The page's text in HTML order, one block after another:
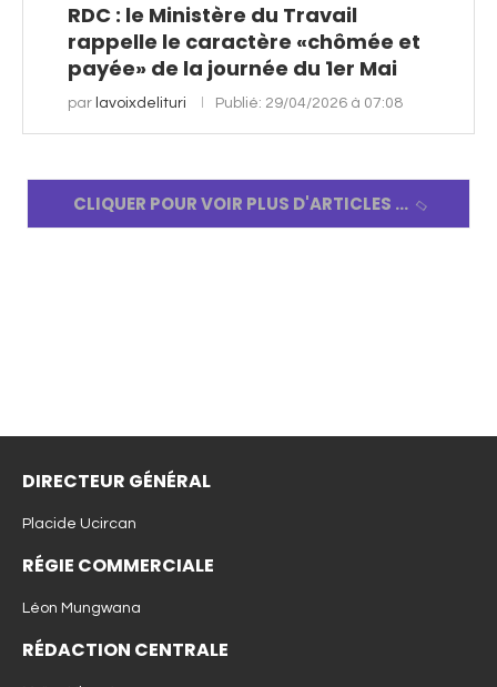
RDC : le Ministère du Travail
rappelle le caractère «chômée et
payée» de la journée du 1er Mai
par lavoixdelituri Publié: 29/04/2026 à 07:08
CLIQUER POUR VOIR PLUS D'ARTICLES
DIRECTEUR GÉNÉRAL
Placide Ucircan
RÉGIE COMMERCIALE
Léon Mungwana
RÉDACTION CENTRALE